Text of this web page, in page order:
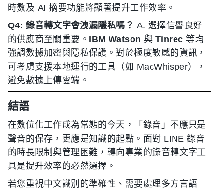
時數及 AI 摘要功能將顯著提升工作效率。
Q4: 錄音轉文字會洩漏隱私嗎？ A: 選擇信譽良好
的供應商至關重要。 IBM Watson 與 Tinrec 等均
強調數據加密與隱私保護。對於極度敏感的資訊，
可考慮支援本地運行的工具（如 MacWhisper），
避免數據上傳雲端。
結語
在數位化工作成為常態的今天，「錄音」不應只是
聲音的保存，更應是知識的起點。面對 LINE 錄音
的時長限制與管理困難，轉向專業的錄音轉文字工
具是提升效率的必然選擇。
若您重視中文識別的準確性、需要處理多方言語